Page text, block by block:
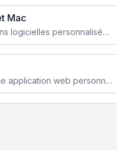
Mac
Faites évoluer votre business avec des solutions logicielles personnalisées, parfaitement adaptées à vos besoins spécifiques.
Améliorez l'efficacité de votre société avec une application web personnalisée accessible partout et tout le temps.